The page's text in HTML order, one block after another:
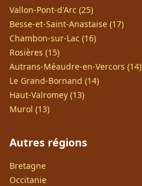
Vallon-Pont-d'Arc (25)
Besse-et-Saint-Anastaise (17)
Chambon-sur-Lac (16)
Rosières (15)
Autrans-Méaudre-en-Vercors (14)
Le Grand-Bornand (14)
Haut-Valromey (13)
Murol (13)
Autres régions
Bretagne
Occitanie